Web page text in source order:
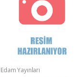
Edam Yayınları